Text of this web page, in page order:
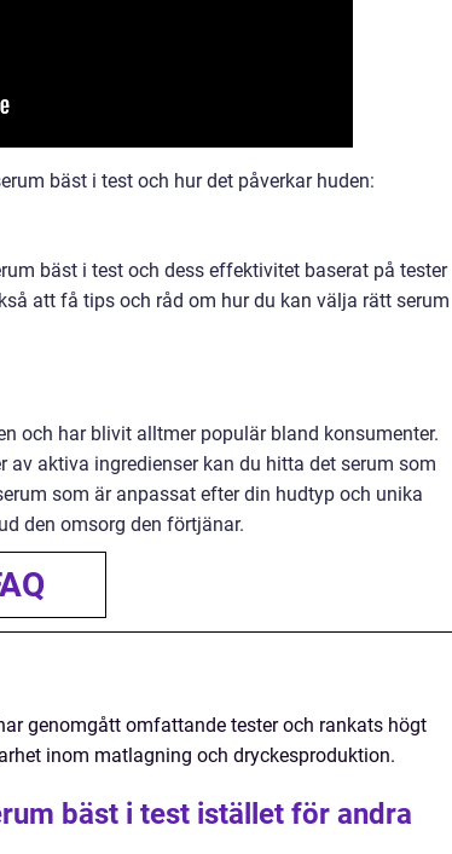
bäst i test och hur det påverkar huden:
bäst i test och dess effektivitet baserat på tester
att få tips och råd om hur du kan välja rätt serum
och har blivit alltmer populär bland konsumenter.
aktiva ingredienser kan du hitta det serum som
som är anpassat efter din hudtyp och unika
den omsorg den förtjänar.
genomgått omfattande tester och rankats högt
inom matlagning och dryckesproduktion.
bäst i test istället för andra